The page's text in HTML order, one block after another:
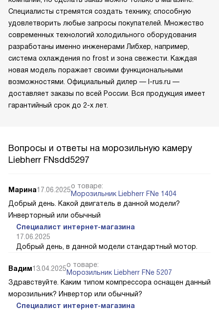
Специалисты стремятся создать технику, способную
удовлетворить любые запросы покупателей. Множество
современных технологий холодильного оборудования
разработаны именно инженерами Либхер, например,
система охлаждения no frost и зона свежести. Каждая
новая модель поражает своими функциональными
возможностями. Официальный дилер — l-rus.ru —
доставляет заказы по всей России. Вся продукция имеет
гарантийный срок до 2-х лет.
Вопросы и ответы на морозильную камеру
Liebherr FNsdd5297
Марина17.06.2025о товаре:
Морозильник Liebherr FNe 1404
Добрый день. Какой двигатель в данной модели?
Инверторный или обычный
Специалист интернет-магазина
17.06.2025
Добрый день, в данной модели стандартный мотор.
Вадим13.04.2025о товаре:
Морозильник Liebherr FNe 5207
Здравствуйте. Каким типом компрессора оснащен данный
морозильник? Инвертор или обычный?
Специалист интернет-магазина